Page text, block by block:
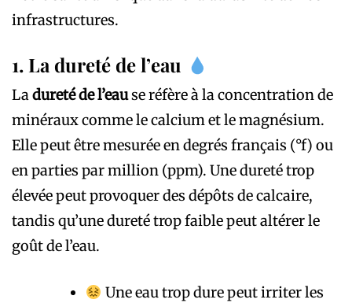
infrastructures.
1. La dureté de l’eau
Ladureté de l’eause réfère à la concentration de
minéraux comme le calcium et le magnésium.
Elle peut être mesurée en degrés français (°f) ou
en parties par million (ppm). Une dureté trop
élevée peut provoquer des dépôts de calcaire,
tandis qu’une dureté trop faible peut altérer le
goût de l’eau.
Une eau trop dure peut irriter les